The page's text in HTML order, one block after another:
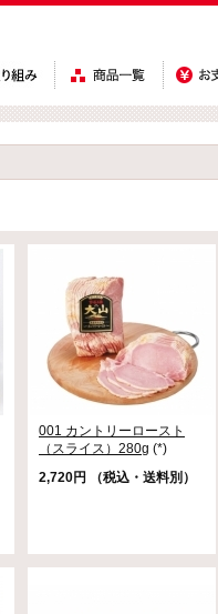
001 カントリーロースト
（スライス）280g (*)
2,720円 （税込・送料別）